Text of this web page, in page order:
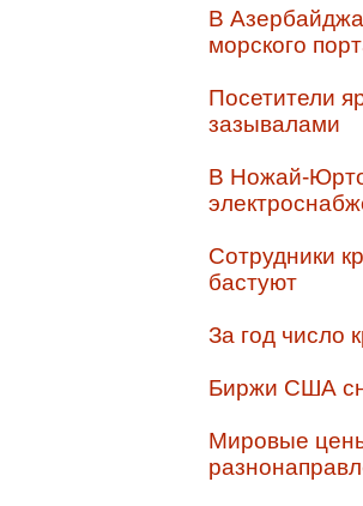
В
морского
Посетители
зазывалами
В Ножай-
Сотрудники
бастуют
За год число
Биржи США
Мировые